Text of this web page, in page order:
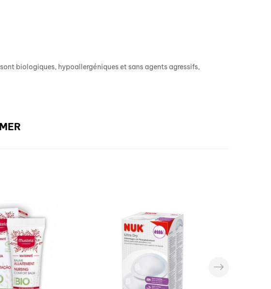
biologiques, hypoallergéniques et sans agents agressifs,